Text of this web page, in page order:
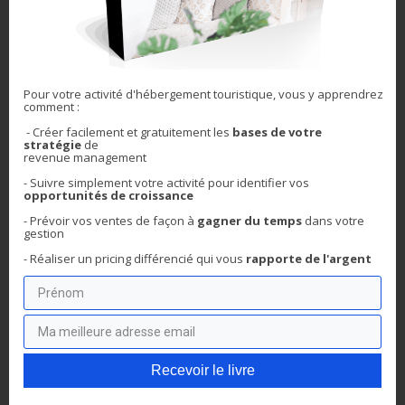
C’est, en fait, probablement le seul parent pauvre de
l’apprentissage et l’information en immobilier/tourisme
indépendant (en francophonie).
Nous avons la possibilité d’être guidé sur l’ensemble des
aspects de l’investissement ;
Mais, nous restons seuls face aux problématiques
relativement techniques durevenue managementet
de la
Et pourtant, un vrai besoin s’exprime. Comme l’attestent les
différentes demandes, de plusieurs centaines d’abonnés de
ma communauté YouTube etFacebook.
Je suis d’ailleurs très souvent sollicitée sur les thématiques
Pour votre activité d'hébergement touristique, vous y apprendrez
comment :
- Créer facilement et gratuitement les bases de votre
stratégie de
revenue management
- Suivre simplement votre activité pouridentifier vos
opportunités de croissance
- Prévoir vos ventes de façon à gagner du temps dans votre
gestion
- Réaliser un pricing différencié qui vous rapporte de l'argent
Recevoir le livre